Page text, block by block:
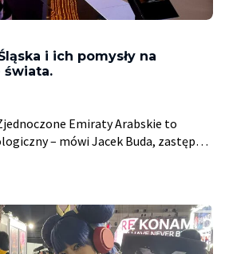
i ich pomysły na
świata.
Emiraty Arabskie to
– mówi Jacek Buda, zastępca
Gitex, na których prezentują